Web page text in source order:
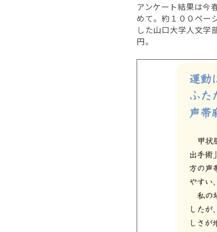
アンケート結果は今
めて。約１００ペー
した山口大学人文学
円。